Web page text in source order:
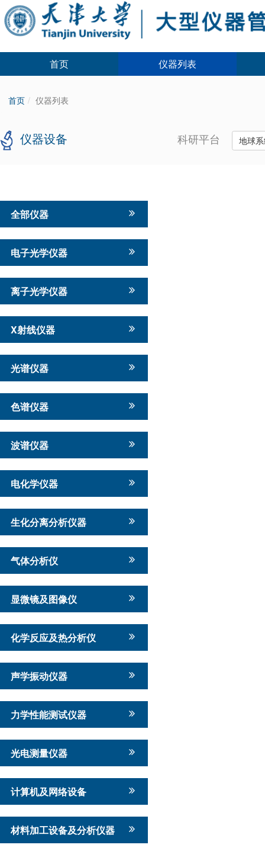
首页 仪器列表
首页 仪器列表
仪器设备 科研平台 地球
全部仪器
电子光学仪器
离子光学仪器
X射线仪器
光谱仪器
色谱仪器
波谱仪器
电化学仪器
生化分离分析仪器
气体分析仪
显微镜及图像仪
化学反应及热分析仪
声学振动仪器
力学性能测试仪器
光电测量仪器
计算机及网络设备
材料加工设备及分析仪器